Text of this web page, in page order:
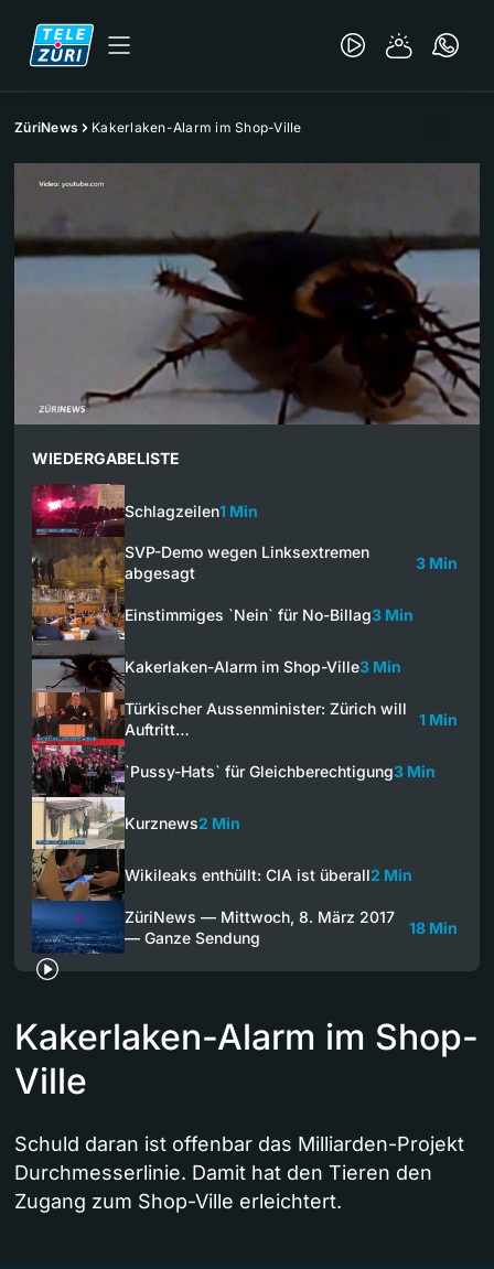
ZüriNews Kakerlaken-Alarm im Shop-Ville
WIEDERGABELISTE
Schlagzeilen1 Min
SVP-Demo wegen Linksextremen
abgesagt
3 Min
Einstimmiges `Nein` für No-Billag3 Min
Kakerlaken-Alarm im Shop-Ville3 Min
Türkischer Aussenminister: Zürich will
Auftritt…
1 Min
`Pussy-Hats` für Gleichberechtigung3 Min
Kurznews2 Min
Wikileaks enthüllt: CIA ist überall2 Min
ZüriNews — Mittwoch, 8. März 2017
— Ganze Sendung
18 Min
Kakerlaken-Alarm im Shop-
Ville
Schuld daran ist offenbar das Milliarden-Projekt
Durchmesserlinie. Damit hat den Tieren den
Zugang zum Shop-Ville erleichtert.